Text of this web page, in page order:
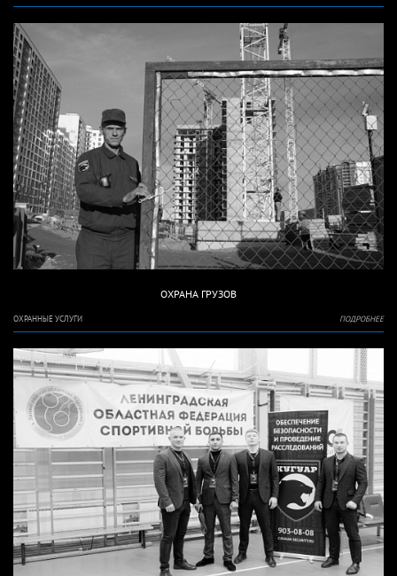
ОХРАНА ГРУЗОВ
ОХРАННЫЕ УСЛУГИ ПОДРОБНЕЕ